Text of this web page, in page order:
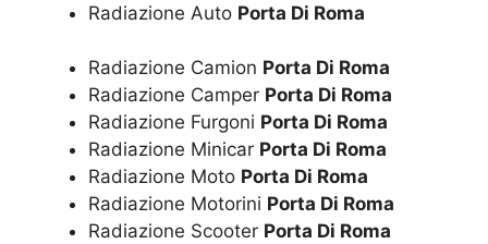
Radiazione Auto Porta Di Roma
Radiazione Camion Porta Di Roma
Radiazione Camper Porta Di Roma
Radiazione Furgoni Porta Di Roma
Radiazione Minicar Porta Di Roma
Radiazione Moto Porta Di Roma
Radiazione Motorini Porta Di Roma
Radiazione Scooter Porta Di Roma